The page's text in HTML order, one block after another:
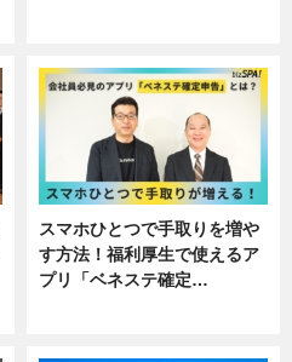
スマホひとつで手取りを増や
す方法！福利厚生で使えるア
プリ「ベネステ確定…